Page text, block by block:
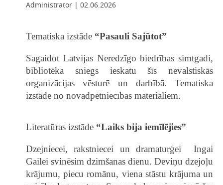
Administrator | 02.06.2026
Tematiska izstāde “Pasauli Sajūtot”
Sagaidot Latvijas Neredzīgo biedrības simtgadi,
bibliotēka sniegs ieskatu šīs nevalstiskās
organizācijas vēsturē un darbībā. Tematiska
izstāde no novadpētniecības materiāliem.
Literatūras izstāde “Laiks bija iemīlējies”
Dzejniecei, rakstniecei un dramaturģei Ingai
Gailei svinēsim dzimšanas dienu. Deviņu dzejoļu
krājumu, piecu romānu, viena stāstu krājuma un